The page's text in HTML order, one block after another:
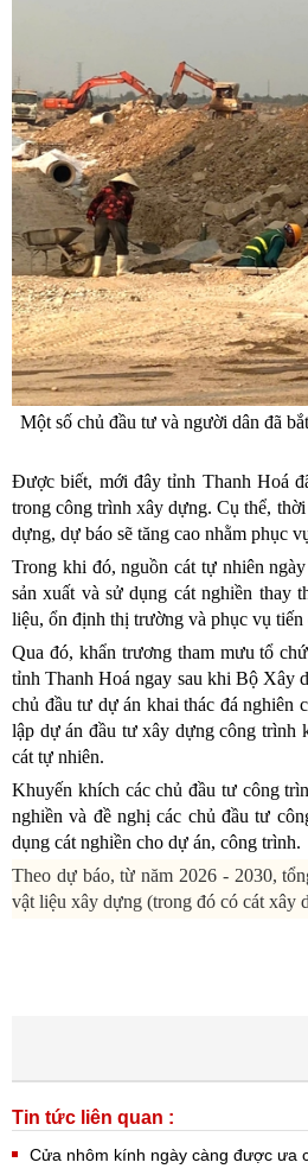
Một số chủ đầu tư và người dân đã
Được biết, mới đây tỉnh Thanh Hoá
trong công trình xây dựng. Cụ thể,
dựng, dự báo sẽ tăng cao nhằm phục
Trong khi đó, nguồn cát tự nhiên
sản xuất và sử dụng cát nghiền thay
liệu, ổn định thị trường và phục vụ tiến
Qua đó, khẩn trương tham mưu tổ
tỉnh Thanh Hoá ngay sau khi Bộ Xây
chủ đầu tư dự án khai thác đá nghiên
lập dự án đầu tư xây dựng công trình
cát tự nhiên.
Khuyến khích các chủ đầu tư công
nghiền và đề nghị các chủ đầu tư
dụng cát nghiền cho dự án, công trình.
Theo dự báo, từ năm 2026 - 2030,
vật liệu xây dựng (trong đó có cát xây
Tin tức liên quan :
Cửa nhôm kính ngày càng được ưa